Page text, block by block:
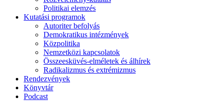
Politikai elemzés
Kutatási programok
Autoriter befolyás
Demokratikus intézmények
Közpolitika
Nemzetközi kapcsolatok
Összeesküvés-elméletek és álhírek
Radikalizmus és extrémizmus
Rendezvények
Könyvtár
Podcast